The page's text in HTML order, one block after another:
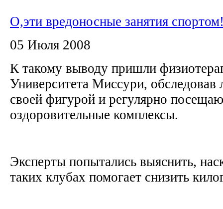
О,эти вредоносные занятия
05 Июля 2008
К такому выводу пришли
Университета Миссури, обследовав
своей фигурой и регулярно
оздоровительные комплексы.
Эксперты попытались выяснить,
таких клубах помогает снизить